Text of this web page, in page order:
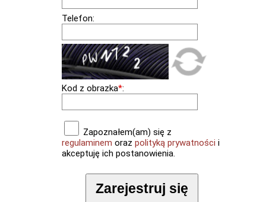
Telefon:
Kod z obrazka*:
Zapoznałem(am) się z
regulaminem oraz polityką prywatności i
akceptuję ich postanowienia.
Zarejestruj się